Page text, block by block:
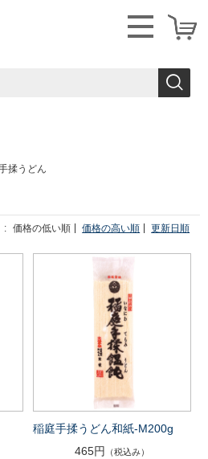
揉うどん
: 価格の低い順 価格の高い順 更新日順
稲庭手揉うどん和紙-M200g
465円
（税込み）